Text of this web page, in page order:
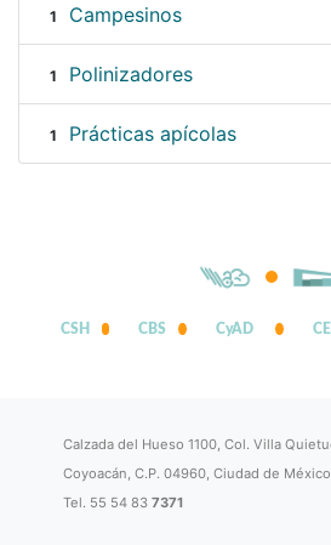
1 Campesinos
1 Polinizadores
1 Prácticas apícolas
CSH CBS CyAD
Calzada del Hueso 1100, Col. Villa
Coyoacán, C.P. 04960, Ciudad de
Tel. 55 54 837371